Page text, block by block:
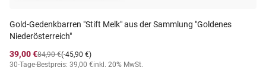
Gold-Gedenkbarren "Stift Melk" aus der Sammlung "Goldenes
Niederösterreich"
39,00 €
(-45,90 €)
84,90 €
30-Tage-Bestpreis: 39,00 €inkl. 20% MwSt.